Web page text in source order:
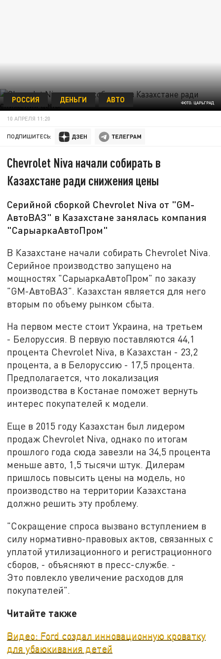
ФОТО: ЦАРЬГРАД
РОССИЯ ДЕНЬГИ АВТО
10 АПРЕЛЯ 11:20
ПОДПИШИТЕСЬ:
Chevrolet Niva начали собирать в
Казахстане ради снижения цены
Серийной сборкой Chevrolet Niva от "GM-
АвтоВАЗ" в Казахстане занялась компания
"СарыаркаАвтоПром"
В Казахстане начали собирать Chevrolet Niva.
Серийное производство запущено на
мощностях "СарыаркаАвтоПром" по заказу
"GM-АвтоВАЗ". Казахстан является для него
вторым по объему рынком сбыта.
На первом месте стоит Украина, на третьем
- Белоруссия. В первую поставляются 44,1
процента Chevrolet Niva, в Казахстан - 23,2
процента, а в Белоруссию - 17,5 процента.
Предполагается, что локализация
производства в Костанае поможет вернуть
интерес покупателей к модели.
Еще в 2015 году Казахстан был лидером
продаж Chevrolet Niva, однако по итогам
прошлого года сюда завезли на 34,5 процента
меньше авто, 1,5 тысячи штук. Дилерам
пришлось повысить цены на модель, но
производство на территории Казахстана
должно решить эту проблему.
"Сокращение спроса вызвано вступлением в
силу нормативно-правовых актов, связанных с
уплатой утилизационного и регистрационного
сборов, - объясняют в пресс-службе. -
Это повлекло увеличение расходов для
покупателей".
Читайте также
Видео: Ford создал инновационную кроватку
для убаюкивания детей